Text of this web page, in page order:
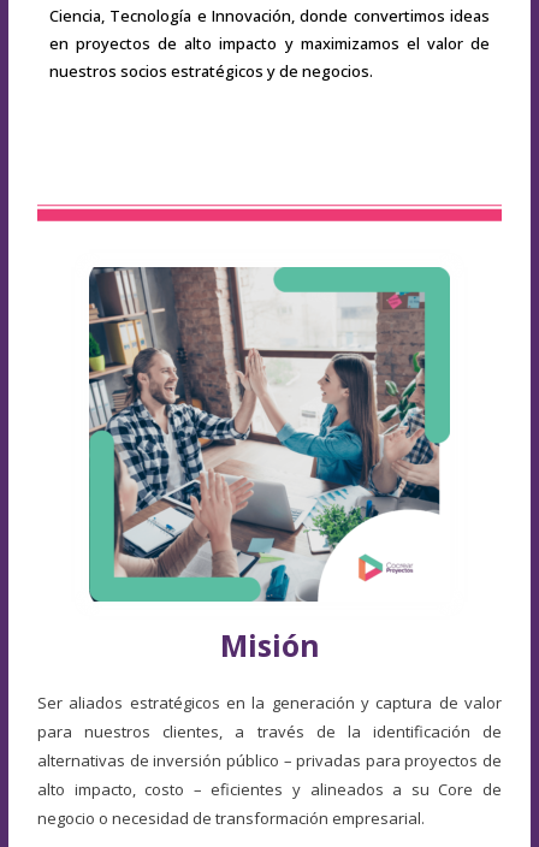
Ciencia, Tecnología e Innovación, donde convertimos ideas
en proyectos de alto impacto y maximizamos el valor de
nuestros socios estratégicos y de negocios.
Misión
Ser aliados estratégicos en la generación y captura de valor
para nuestros clientes, a través de la identificación de
alternativas de inversión público – privadas para proyectos de
alto impacto, costo – eficientes y alineados a su Core de
negocio o necesidad de transformación empresarial.